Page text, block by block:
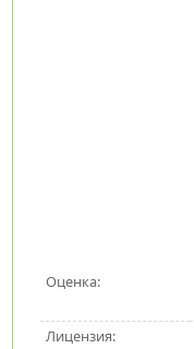
Оценка:
Лицензия: